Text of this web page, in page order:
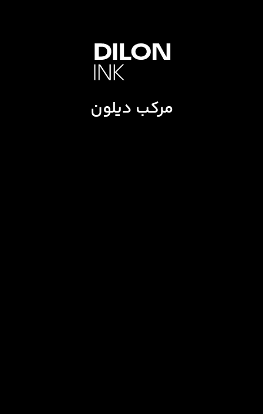
مرکب دیلون